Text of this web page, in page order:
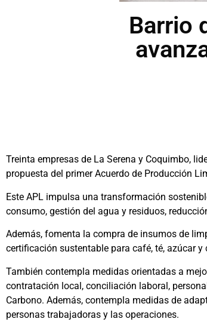
Barrio
Treinta empresas de La Serena y Coquimbo,
propuesta del primer Acuerdo de Producción
Este APL impulsa una transformación
consumo, gestión del agua y residuos,
Además, fomenta la compra de insumos de
certificación sustentable para café, té, azúcar
También contempla medidas orientadas a
contratación local, conciliación laboral,
Carbono. Además, contempla medidas de
personas trabajadoras y las operaciones.